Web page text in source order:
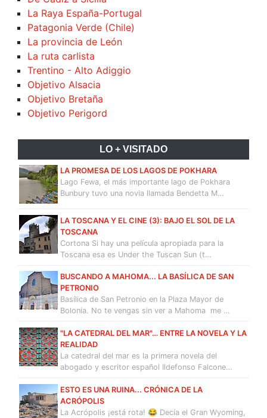
La Raya España-Portugal
Patagonia Verde (Chile)
La provincia de León
La ruta carlista
Trentino - Alto Adiggio
Objetivo Alsacia
Objetivo Bretaña
Objetivo Perigord
LO + VISITADO
LA PROMESA DE LOS LAGOS DE POKHARA
Lago Fewa, el más importante lago de Pokhara
Bunbury tuvo una novia llamada Bendetta M…
LA TOSCANA Y EL CINE (3): BAJO EL SOL DE LA
TOSCANA
Cortona Si hay una película apropiada para la
Toscana esa es Under the Tuscan Sun (t…
BUSCANDO A MAHOMA... LA BASÍLICA DE SAN
PETRONIO
Basílica de San Petronio en la Plaza Mayor de
Bolonia. No te vengas sin ver a Mahoma me …
"LA CATEDRAL DEL MAR"… ENTRE LA NOVELA Y LA
REALIDAD
La catedral del mar es la primera novela del
abogado y escritor español Ildefonso Falcone…
ESTO ES UNA RUINA... CRÓNICA DE LA
ACRÓPOLIS
La Acrópolis ¡está rota! 😂 Decía el Gran Wyoming,